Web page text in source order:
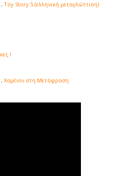
, Toy Story 5 (ελληνική μεταγλώττιση)
!
, Χαμένοι στη Μετάφραση